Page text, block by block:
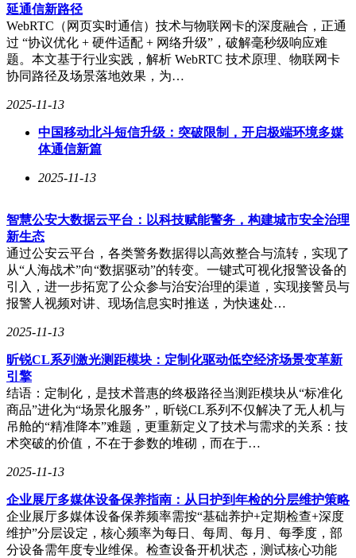
中国移动以“智焕新生·共创AI+时代”为主题，全方位展示了其
动数字经济迈向新高度的关键角色。展区入口处，一块巨大的
LED屏幕以其震撼的视觉效果和深刻的内容阐述，吸引了大量
观众驻足欣赏。不少观众表示，中国移动的展台设计极具未来
步入“AI+基础设施”展区，中国移动自主研发的科技成果琳琅
满目。其中，“九天基础大模型”作为拥有万亿参数、全链条自
主可控的国产大模型，荣获了2024年度央企十大“国之重器”称
号。这一成果不仅是中国移动技术实力的有力证明，更为我国
人工智能产业的自主可控发展提供了坚实支撑。与“九天基础
源，提供了上百款精选模型，能够实现行业大模型的快速训练
和业务智能体的即时构建，极大地降低了AI技术的应用门槛
和成本。观众们亲眼目睹了如何在极短时间内构建出一个专业
的AI应用，无不惊叹于技术的飞速进步。
延通信新路径
WebRTC（网页实时通信）技术与物联网卡的深度融合，正通
过 “协议优化 + 硬件适配 + 网络升级”，破解毫秒级响应难
题。本文基于行业实践，解析 WebRTC 技术原理、物联网卡
协同路径及场景落地效果，为…
2025-11-13
中国移动北斗短信升级：突破限制，开启极端环境多媒
体通信新篇
2025-11-13
智慧公安大数据云平台：以科技赋能警务，构建城市安全治理
新生态
通过公安云平台，各类警务数据得以高效整合与流转，实现了
从“人海战术”向“数据驱动”的转变。一键式可视化报警设备的
引入，进一步拓宽了公众参与治安治理的渠道，实现接警员与
报警人视频对讲、现场信息实时推送，为快速处…
2025-11-13
昕锐CL系列激光测距模块：定制化驱动低空经济场景变革新
引擎
结语：定制化，是技术普惠的终极路径当测距模块从“标准化
商品”进化为“场景化服务”，昕锐CL系列不仅解决了无人机与
吊舱的“精准降本”难题，更重新定义了技术与需求的关系：技
术突破的价值，不在于参数的堆砌，而在于…
2025-11-13
企业展厅多媒体设备保养指南：从日护到年检的分层维护策略
企业展厅多媒体设备保养频率需按“基础养护+定期检查+深度
维护”分层设定，核心频率为每日、每周、每月、每季度，部
分设备需年度专业维保。检查设备开机状态，测试核心功能